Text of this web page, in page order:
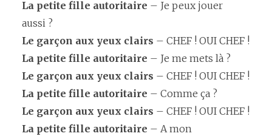
La petite fille autoritaire – Je peux jouer
aussi ?
Le garçon aux yeux clairs – CHEF ! OUI CHEF !
La petite fille autoritaire – Je me mets là ?
Le garçon aux yeux clairs – CHEF ! OUI CHEF !
La petite fille autoritaire – Comme ça ?
Le garçon aux yeux clairs – CHEF ! OUI CHEF !
La petite fille autoritaire – A mon